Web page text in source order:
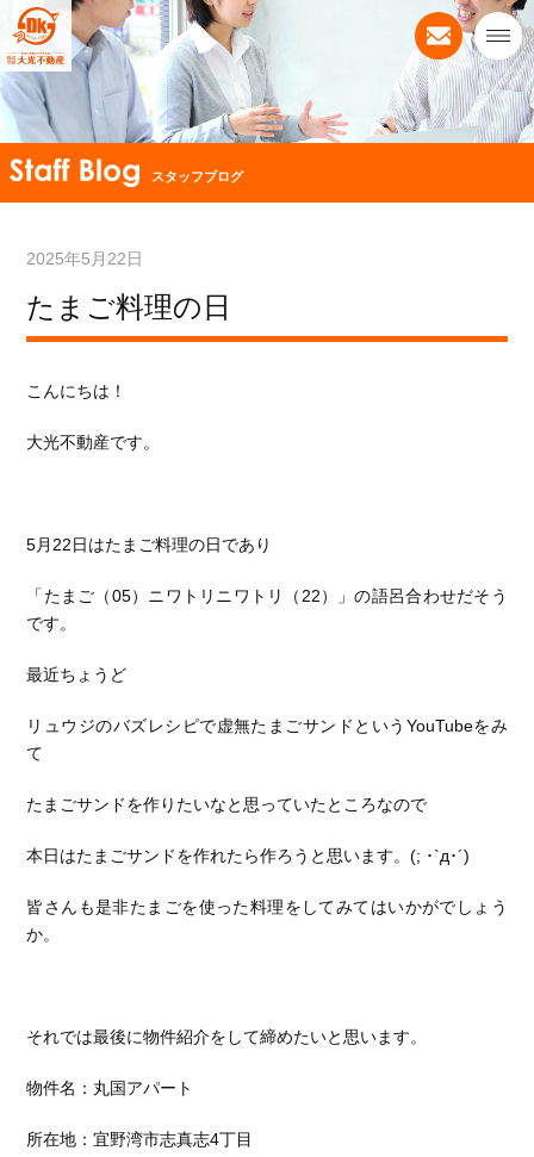
スタッフブログ
2025年5月22日
たまご料理の日
こんにちは！
大光不動産です。
5月22日はたまご料理の日であり
「たまご（05）ニワトリニワトリ（22）」の語呂合わせだそう
です。
最近ちょうど
リュウジのバズレシピで虚無たまごサンドというYouTubeをみ
て
たまごサンドを作りたいなと思っていたところなので
本日はたまごサンドを作れたら作ろうと思います。(; ･`д･´)
皆さんも是非たまごを使った料理をしてみてはいかがでしょう
か。
それでは最後に物件紹介をして締めたいと思います。
物件名：丸国アパート
所在地：宜野湾市志真志4丁目